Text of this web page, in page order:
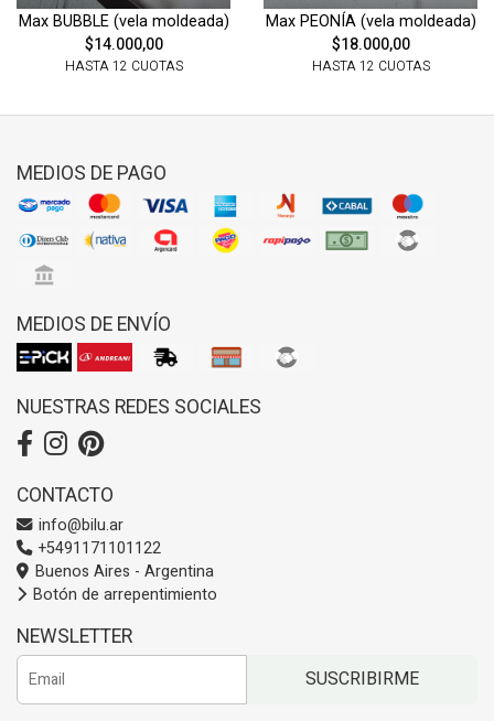
Max BUBBLE (vela moldeada)
$14.000,00
HASTA 12 CUOTAS
Max PEONÍA (vela moldeada)
$18.000,00
HASTA 12 CUOTAS
MEDIOS DE PAGO
MEDIOS DE ENVÍO
NUESTRAS REDES SOCIALES
CONTACTO
info@bilu.ar
+5491171101122
Buenos Aires - Argentina
Botón de arrepentimiento
NEWSLETTER
SUSCRIBIRME